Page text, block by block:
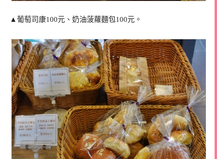
▲葡萄司康100元、奶油菠蘿麵包100元。